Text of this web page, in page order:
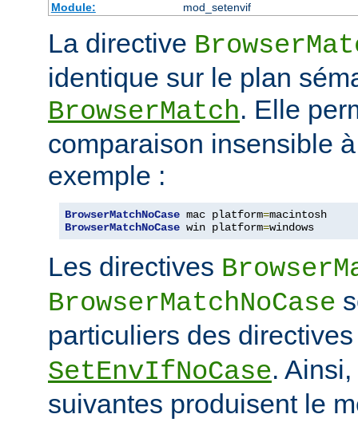
Module:
mod_setenvif
La directive
identique sur le plan
BrowserMatch. Elle
comparaison insensible
exemple :
BrowserMatchNoCase mac platform=
BrowserMatchNoCase win platform=windows
Les directives
BrowserMatchNoCase
particuliers des
SetEnvIfNoCase.
suivantes produisent le